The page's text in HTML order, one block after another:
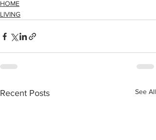
HOME
LIVING
Recent Posts See All